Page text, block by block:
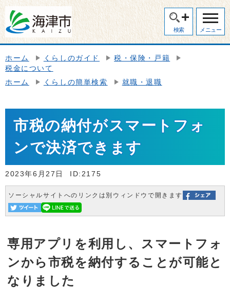
検索 メニュー
ホーム くらしのガイド
税・保険・戸籍
税金について
ホーム
くらしの簡単検索 就職・退職
市税の納付がスマートフォ
ンで決済できます
2023年6月27日 ID:2175
ソーシャルサイトへのリンクは別ウィンドウで開きます
専用アプリを利用し、スマートフォ
ンから市税を納付することが可能と
なりました